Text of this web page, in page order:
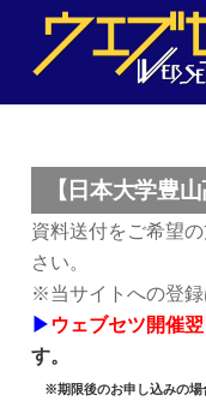
content
【日本大学豊
資料送付をご希望
さい。
※当サイトへの登録
▶ ウェブセツ開催
す。
※期限後のお申し込みの場